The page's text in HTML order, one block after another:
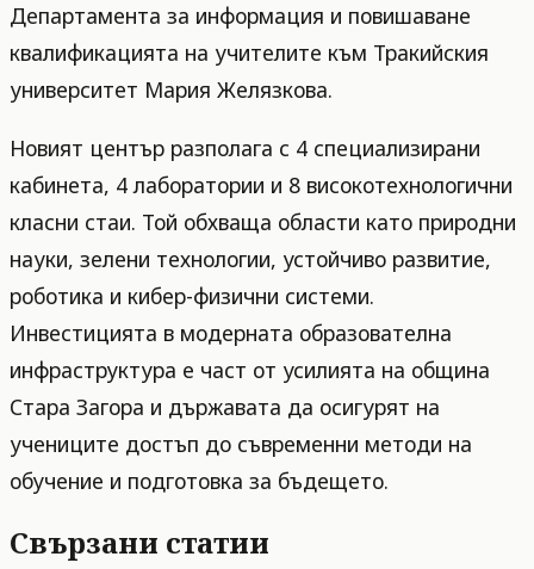
Департамента за информация и повишаване
квалификацията на учителите към Тракийския
университет Мария Желязкова.
Новият център разполага с 4 специализирани
кабинета, 4 лаборатории и 8 високотехнологични
класни стаи. Той обхваща области като природни
науки, зелени технологии, устойчиво развитие,
роботика и кибер-физични системи.
Инвестицията в модерната образователна
инфраструктура е част от усилията на община
Стара Загора и държавата да осигурят на
учениците достъп до съвременни методи на
обучение и подготовка за бъдещето.
Свързани статии